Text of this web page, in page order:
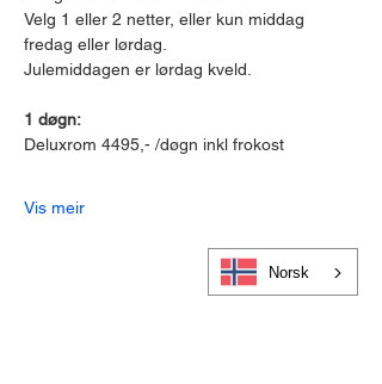
Velg 1 eller 2 netter, eller kun middag
fredag eller lørdag.
Julemiddagen er lørdag kveld.
1 døgn:
Deluxrom 4495,- /døgn inkl frokost
Vis meir
Norsk